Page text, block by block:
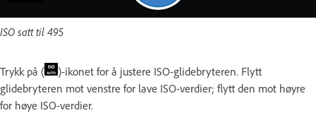
ISO satt til 495
Trykk på (
)-ikonet for å justere ISO-glidebryteren. Flytt
glidebryteren mot venstre for lave ISO-verdier; flytt den mot høyre
for høye ISO-verdier.